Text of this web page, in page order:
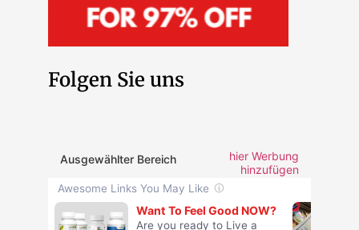
Folgen Sie uns
Ausgewählter Bereich
hier Werbung
hinzufügen